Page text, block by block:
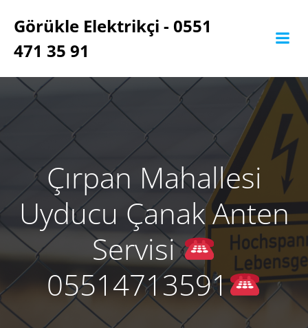
geç
Görükle Elektrikçi - 0551
471 35 91
Çırpan Mahallesi
Uyducu Çanak Anten
Servisi
05514713591